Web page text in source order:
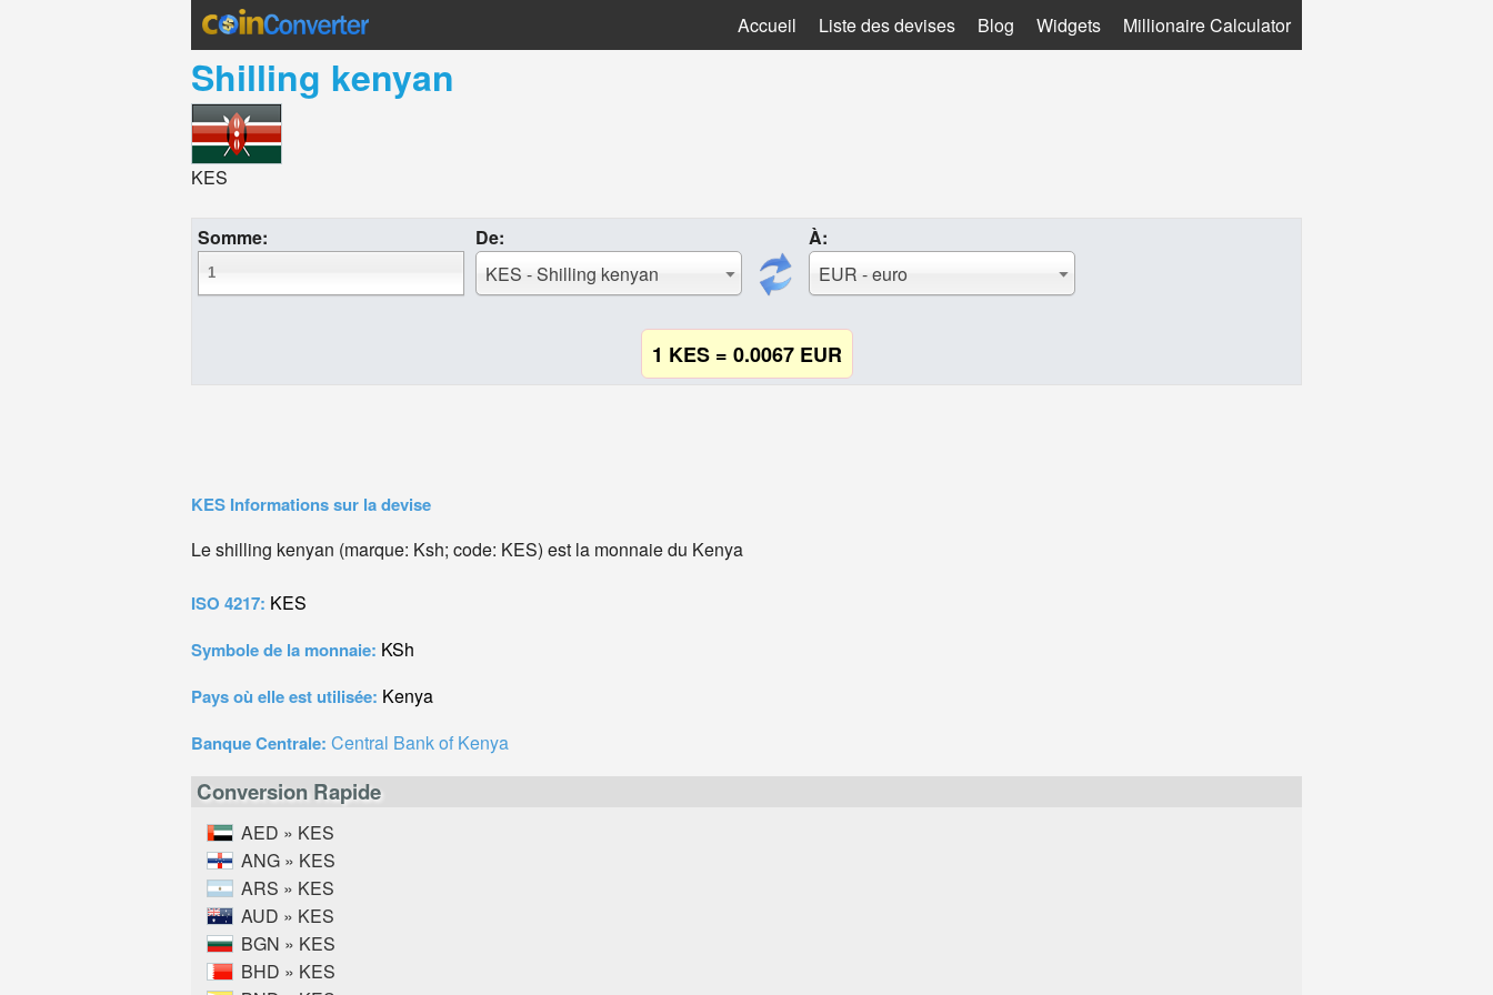
Accueil Liste des devises Blog Widgets Millionaire Calculator
Shilling kenyan
KES
Somme:
De:
KES - Shilling kenyan
À:
EUR - euro
1 KES = 0.0067 EUR
KES Informations sur la devise
Le shilling kenyan (marque: Ksh; code: KES) est la monnaie du Kenya
ISO 4217: KES
Symbole de la monnaie: KSh
Pays où elle est utilisée: Kenya
Banque Centrale: Central Bank of Kenya
Conversion Rapide
AED » KES
ANG » KES
ARS » KES
AUD » KES
BGN » KES
BHD » KES